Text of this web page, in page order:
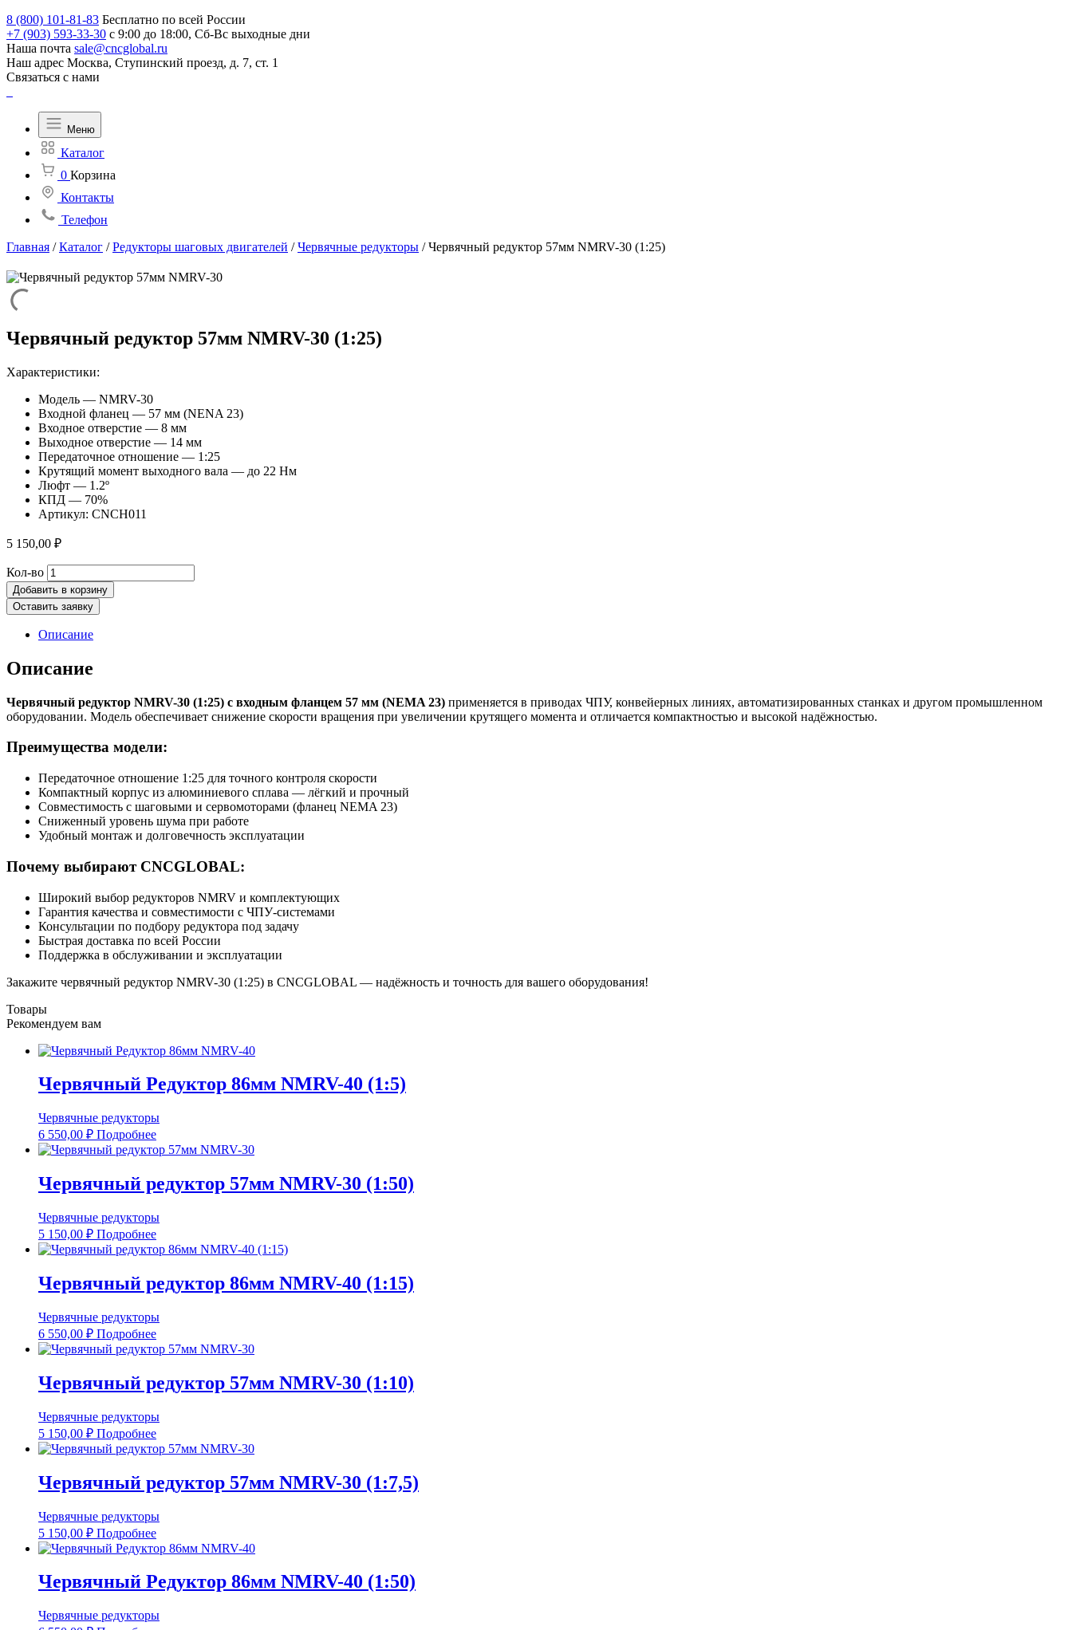
8 (800) 101-81-83 Бесплатно по всей России
+7 (903) 593-33-30 с 9:00 до 18:00, Сб-Вс выходные дни
Наша почта sale@cncglobal.ru
Наш адрес Москва, Ступинский проезд, д. 7, ст. 1
Связаться с нами
Меню
Каталог
0 Корзина
Контакты
Телефон
Главная /Каталог /Редукторы шаговых двигателей /Червячные редукторы /Червячный редуктор 57мм NMRV-30 (1:25)
Червячный редуктор 57мм NMRV-30 (1:25)
Характеристики:
Модель — NMRV-30
Входной фланец — 57 мм (NENA 23)
Входное отверстие — 8 мм
Выходное отверстие — 14 мм
Передаточное отношение — 1:25
Крутящий момент выходного вала — до 22 Нм
Люфт — 1.2º
КПД — 70%
Артикул: CNCH011
5 150,00 ₽
Кол-во Количество
товара
Червячный
редуктор
NMRV-
(1:25)
Добавить в корзину
Оставить заявку
Описание
Описание
Червячный редуктор NMRV-30 (1:25) с входным фланцем 57 мм (NEMA 23) применяется в приводах ЧПУ, конвейерных линиях, автоматизированных станках и другом промышленном
оборудовании. Модель обеспечивает снижение скорости вращения при увеличении крутящего момента и отличается компактностью и высокой надёжностью.
Преимущества модели:
Передаточное отношение 1:25 для точного контроля скорости
Компактный корпус из алюминиевого сплава — лёгкий и прочный
Совместимость с шаговыми и сервомоторами (фланец NEMA 23)
Сниженный уровень шума при работе
Удобный монтаж и долговечность эксплуатации
Почему выбирают CNCGLOBAL:
Широкий выбор редукторов NMRV и комплектующих
Гарантия качества и совместимости с ЧПУ-системами
Консультации по подбору редуктора под задачу
Быстрая доставка по всей России
Поддержка в обслуживании и эксплуатации
Закажите червячный редуктор NMRV-30 (1:25) в CNCGLOBAL — надёжность и точность для вашего оборудования!
Товары
Рекомендуем вам
Червячный Редуктор 86мм NMRV-40 (1:5)
Червячные редукторы
6 550,00 ₽ Подробнее
Червячный редуктор 57мм NMRV-30 (1:50)
Червячные редукторы
5 150,00 ₽ Подробнее
Червячный редуктор 86мм NMRV-40 (1:15)
Червячные редукторы
6 550,00 ₽ Подробнее
Червячный редуктор 57мм NMRV-30 (1:10)
Червячные редукторы
5 150,00 ₽ Подробнее
Червячный редуктор 57мм NMRV-30 (1:7,5)
Червячные редукторы
5 150,00 ₽ Подробнее
Червячный Редуктор 86мм NMRV-40 (1:50)
Червячные редукторы